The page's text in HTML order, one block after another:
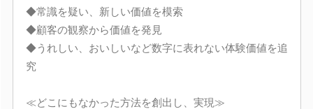
◆常識を疑い、新しい価値を模索
◆顧客の観察から価値を発見
◆うれしい、おいしいなど数字に表れない体験価値を追
究
≪どこにもなかった方法を創出し、実現≫